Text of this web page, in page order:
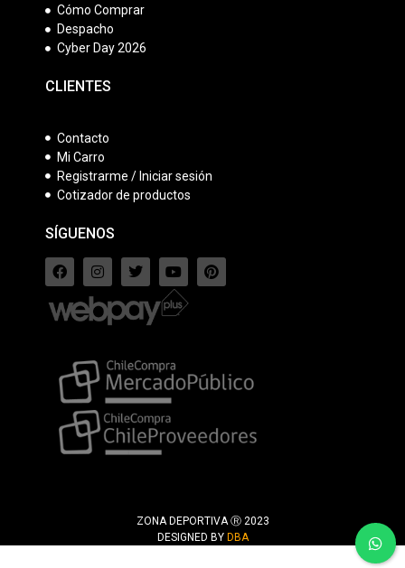
Cómo Comprar
Despacho
Cyber Day 2026
CLIENTES
Contacto
Mi Carro
Registrarme / Iniciar sesión
Cotizador de productos
SÍGUENOS
ZONA DEPORTIVA Ⓡ 2023
DESIGNED BY DBA